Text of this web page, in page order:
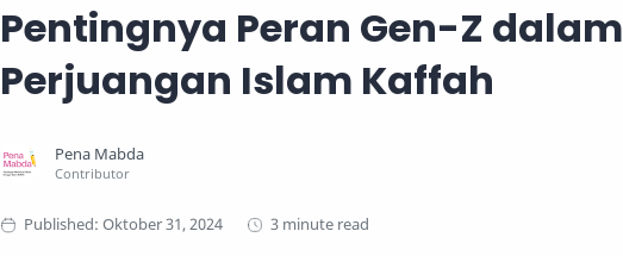
Pentingnya Peran Gen-Z dalam
Perjuangan Islam Kaffah
3 minute read